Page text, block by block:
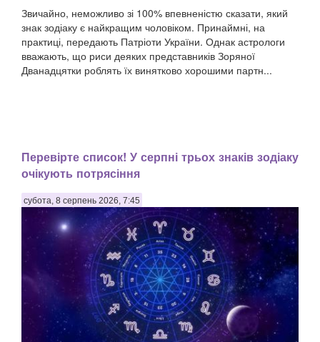
Звичайно, неможливо зі 100% впевненістю сказати, який
знак зодіаку є найкращим чоловіком. Принаймні, на
практиці, передають Патріоти України. Однак астрологи
вважають, що риси деяких представників Зоряної
Дванадцятки роблять їх винятково хорошими партн...
Перевірте список! У серпні трьох знаків зодіаку
очікують потрясіння
субота, 8 серпень 2026, 7:45